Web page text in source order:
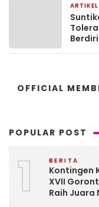
ARTIKEL
Berdiri
OFFICIAL
POPULAR POST
1 BERITA
Kontingen
XVII
Raih Juara